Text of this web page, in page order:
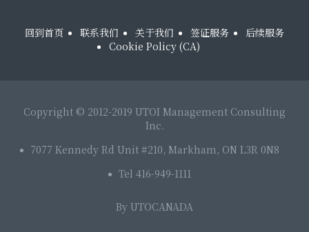
回到首页 联系我们 关于我们 签证服务
后续服务
Cookie Policy (CA)
Copyright © 2012-2019 UTOI Management Consulting
Inc.
7077 Kennedy Rd Unit #210, Markham, ON L3R 0N8
Tel 416-949-1111
By UTOCANADA